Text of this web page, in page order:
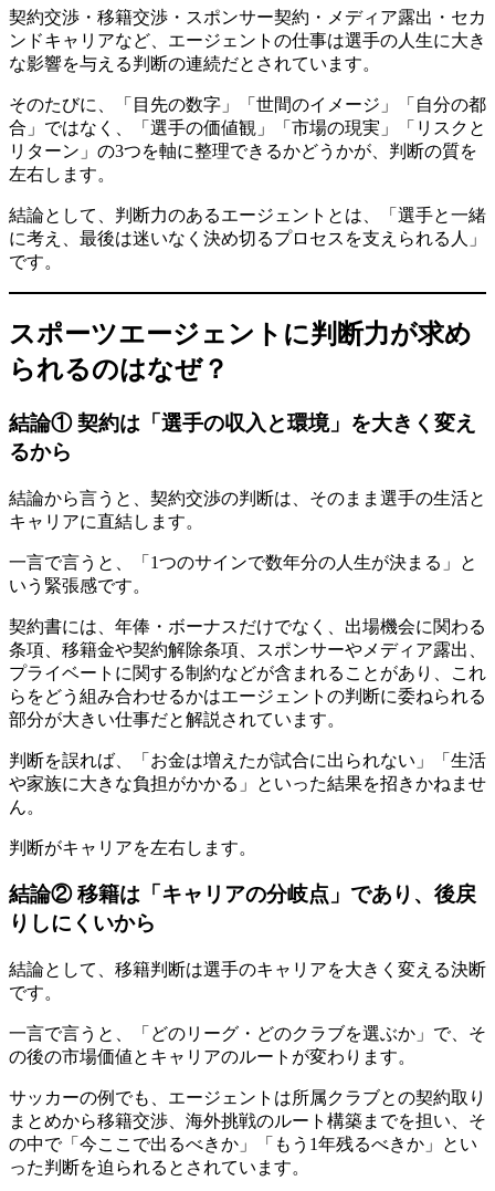
契約交渉・移籍交渉・スポンサー契約・メディア露出・セカ
ンドキャリアなど、エージェントの仕事は選手の人生に大き
な影響を与える判断の連続だとされています。
そのたびに、「目先の数字」「世間のイメージ」「自分の都
合」ではなく、「選手の価値観」「市場の現実」「リスクと
リターン」の3つを軸に整理できるかどうかが、判断の質を
左右します。
結論として、判断力のあるエージェントとは、「選手と一緒
に考え、最後は迷いなく決め切るプロセスを支えられる人」
です。
スポーツエージェントに判断力が求め
られるのはなぜ？
結論① 契約は「選手の収入と環境」を大きく変え
るから
結論から言うと、契約交渉の判断は、そのまま選手の生活と
キャリアに直結します。
一言で言うと、「1つのサインで数年分の人生が決まる」と
いう緊張感です。
契約書には、年俸・ボーナスだけでなく、出場機会に関わる
条項、移籍金や契約解除条項、スポンサーやメディア露出、
プライベートに関する制約などが含まれることがあり、これ
らをどう組み合わせるかはエージェントの判断に委ねられる
部分が大きい仕事だと解説されています。
判断を誤れば、「お金は増えたが試合に出られない」「生活
や家族に大きな負担がかかる」といった結果を招きかねませ
ん。
判断がキャリアを左右します。
結論② 移籍は「キャリアの分岐点」であり、後戻
りしにくいから
結論として、移籍判断は選手のキャリアを大きく変える決断
です。
一言で言うと、「どのリーグ・どのクラブを選ぶか」で、そ
の後の市場価値とキャリアのルートが変わります。
サッカーの例でも、エージェントは所属クラブとの契約取り
まとめから移籍交渉、海外挑戦のルート構築までを担い、そ
の中で「今ここで出るべきか」「もう1年残るべきか」とい
った判断を迫られるとされています。